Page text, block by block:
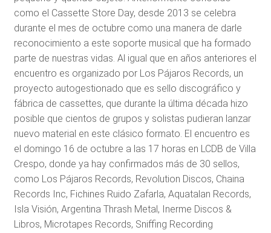
como el Cassette Store Day, desde 2013 se celebra
durante el mes de octubre como una manera de darle
reconocimiento a este soporte musical que ha formado
parte de nuestras vidas. Al igual que en años anteriores el
encuentro es organizado por Los Pájaros Records, un
proyecto autogestionado que es sello discográfico y
fábrica de cassettes, que durante la última década hizo
posible que cientos de grupos y solistas pudieran lanzar
nuevo material en este clásico formato. El encuentro es
el domingo 16 de octubre a las 17 horas en LCDB de Villa
Crespo, donde ya hay confirmados más de 30 sellos,
como Los Pájaros Records, Revolution Discos, Chaina
Records Inc, Fichines Ruido Zafarla, Aquatalan Records,
Isla Visión, Argentina Thrash Metal, Inerme Discos &
Libros, Microtapes Records, Sniffing Recording